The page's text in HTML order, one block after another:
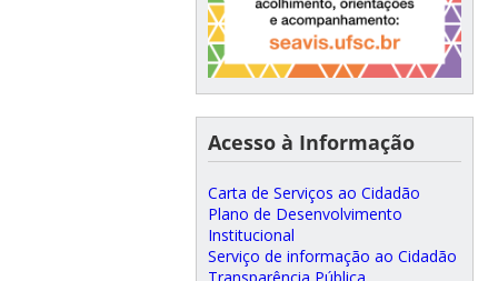
Acesso à Informação
Carta de Serviços ao Cidadão
Plano de Desenvolvimento
Institucional
Serviço de informação ao Cidadão